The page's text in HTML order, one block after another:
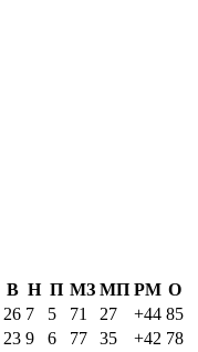
В Н П МЗ МП РМ О
26 7 5 71 27 +44 85
23 9 6 77 35 +42 78